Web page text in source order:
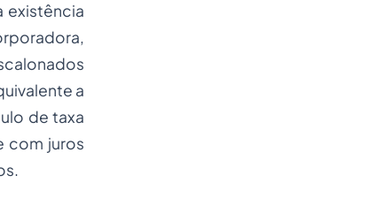
existência
a
de taxa
com juros